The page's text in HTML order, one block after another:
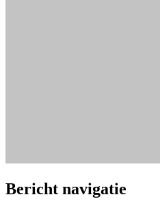
Bericht navigatie